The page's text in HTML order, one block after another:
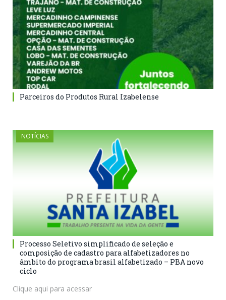
Parceiros do Produtos Rural Izabelense
NOTÍCIAS
Processo Seletivo simplificado de seleção e
composição de cadastro para alfabetizadores no
âmbito do programa brasil alfabetizado – PBA novo
ciclo
Clique aqui para acessar